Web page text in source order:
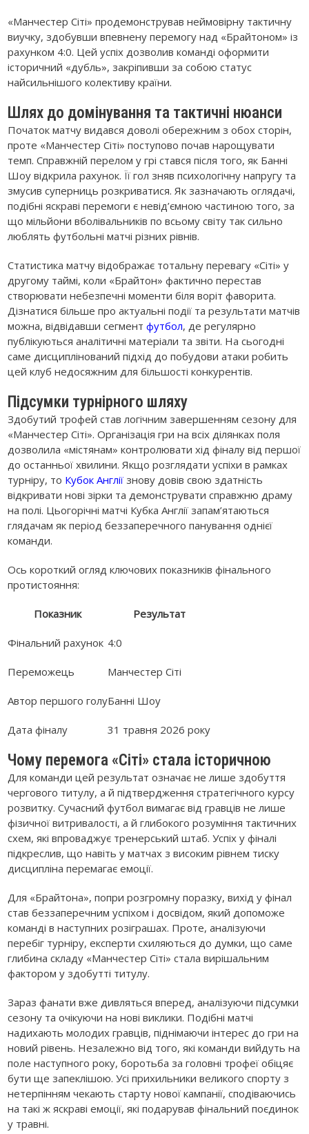
«Манчестер Сіті» продемонстрував неймовірну тактичну
виучку, здобувши впевнену перемогу над «Брайтоном» із
рахунком 4:0. Цей успіх дозволив команді оформити
історичний «дубль», закріпивши за собою статус
найсильнішого колективу країни.
Шлях до домінування та тактичні нюанси
Початок матчу видався доволі обережним з обох сторін,
проте «Манчестер Сіті» поступово почав нарощувати
темп. Справжній перелом у грі стався після того, як Банні
Шоу відкрила рахунок. Її гол зняв психологічну напругу та
змусив суперниць розкриватися. Як зазначають оглядачі,
подібні яскраві перемоги є невід’ємною частиною того, за
що мільйони вболівальників по всьому світу так сильно
люблять футбольні матчі різних рівнів.
Статистика матчу відображає тотальну перевагу «Сіті» у
другому таймі, коли «Брайтон» фактично перестав
створювати небезпечні моменти біля воріт фаворита.
Дізнатися більше про актуальні події та результати матчів
можна, відвідавши сегментфутбол, де регулярно
публікуються аналітичні матеріали та звіти. На сьогодні
саме дисциплінований підхід до побудови атаки робить
цей клуб недосяжним для більшості конкурентів.
Підсумки турнірного шляху
Здобутий трофей став логічним завершенням сезону для
«Манчестер Сіті». Організація гри на всіх ділянках поля
дозволила «містянам» контролювати хід фіналу від першої
до останньої хвилини. Якщо розглядати успіхи в рамках
турніру, то Кубок Англії знову довів свою здатність
відкривати нові зірки та демонструвати справжню драму
на полі. Цьогорічні матчі Кубка Англії запам’ятаються
глядачам як період беззаперечного панування однієї
команди.
Ось короткий огляд ключових показників фінального
протистояння:
Показник Результат
Фінальний рахунок 4:0
Переможець Манчестер Сіті
Автор першого голуБанні Шоу
Дата фіналу 31 травня 2026 року
Чому перемога «Сіті» стала історичною
Для команди цей результат означає не лише здобуття
чергового титулу, а й підтвердження стратегічного курсу
розвитку. Сучасний футбол вимагає від гравців не лише
фізичної витривалості, а й глибокого розуміння тактичних
схем, які впроваджує тренерський штаб. Успіх у фіналі
підкреслив, що навіть у матчах з високим рівнем тиску
дисципліна перемагає емоції.
Для «Брайтона», попри розгромну поразку, вихід у фінал
став беззаперечним успіхом і досвідом, який допоможе
команді в наступних розіграшах. Проте, аналізуючи
перебіг турніру, експерти схиляються до думки, що саме
глибина складу «Манчестер Сіті» стала вирішальним
фактором у здобутті титулу.
Зараз фанати вже дивляться вперед, аналізуючи підсумки
сезону та очікуючи на нові виклики. Подібні матчі
надихають молодих гравців, піднімаючи інтерес до гри на
новий рівень. Незалежно від того, які команди вийдуть на
поле наступного року, боротьба за головні трофеї обіцяє
бути ще запеклішою. Усі прихильники великого спорту з
нетерпінням чекають старту нової кампанії, сподіваючись
на такі ж яскраві емоції, які подарував фінальний поєдинок
у травні.